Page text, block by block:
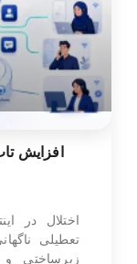
افزایش
اختلال در
تعطیلی
زیرساختی